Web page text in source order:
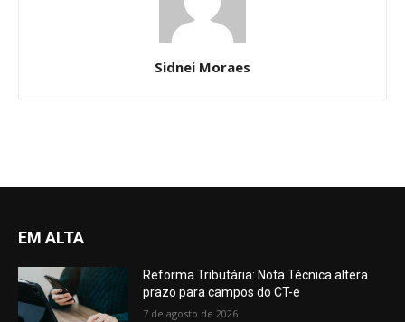
Sidnei Moraes
EM ALTA
Reforma Tributária: Nota Técnica altera
prazo para campos do CT-e
7 de agosto de 2026